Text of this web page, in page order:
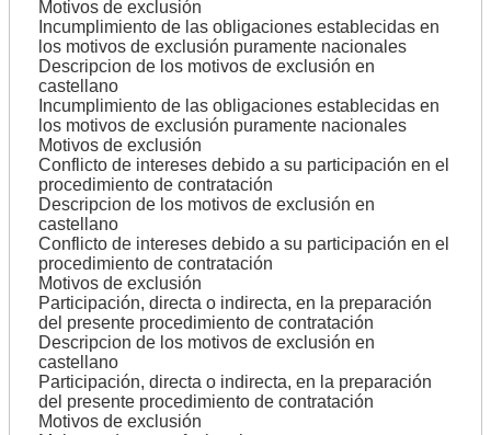
Motivos de exclusión
Incumplimiento de las obligaciones establecidas en
los motivos de exclusión puramente nacionales
Descripcion de los motivos de exclusión en
castellano
Incumplimiento de las obligaciones establecidas en
los motivos de exclusión puramente nacionales
Motivos de exclusión
Conflicto de intereses debido a su participación en el
procedimiento de contratación
Descripcion de los motivos de exclusión en
castellano
Conflicto de intereses debido a su participación en el
procedimiento de contratación
Motivos de exclusión
Participación, directa o indirecta, en la preparación
del presente procedimiento de contratación
Descripcion de los motivos de exclusión en
castellano
Participación, directa o indirecta, en la preparación
del presente procedimiento de contratación
Motivos de exclusión